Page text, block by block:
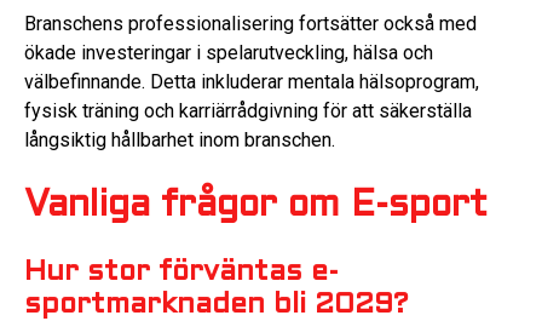
Branschens professionalisering fortsätter också med
ökade investeringar i spelarutveckling, hälsa och
välbefinnande. Detta inkluderar mentala hälsoprogram,
fysisk träning och karriärrådgivning för att säkerställa
långsiktig hållbarhet inom branschen.
Vanliga frågor om E-sport
Hur stor förväntas e-
sportmarknaden bli 2029?